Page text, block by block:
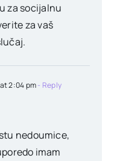
za socijalnu
za vaš
2:04 pm- Reply
nedoumice,
imam